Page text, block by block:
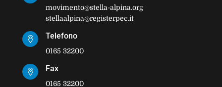
movimento@stella-alpina.org
stellaalpina@registerpec.it
 Telefono
0165 32200
 Fax
0165 32200